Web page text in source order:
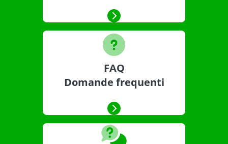
FAQ
Domande frequenti